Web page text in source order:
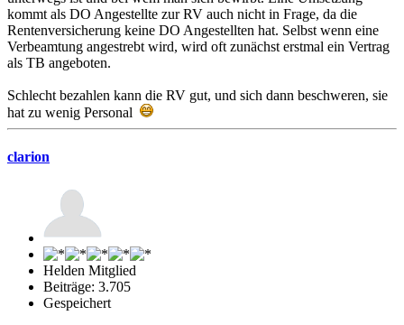
kommt als DO Angestellte zur RV auch nicht in Frage, da die
Rentenversicherung keine DO Angestellten hat. Selbst wenn eine
Verbeamtung angestrebt wird, wird oft zunächst erstmal ein Vertrag
als TB angeboten.
Schlecht bezahlen kann die RV gut, und sich dann beschweren, sie
hat zu wenig Personal
clarion
Helden Mitglied
Beiträge: 3.705
Gespeichert